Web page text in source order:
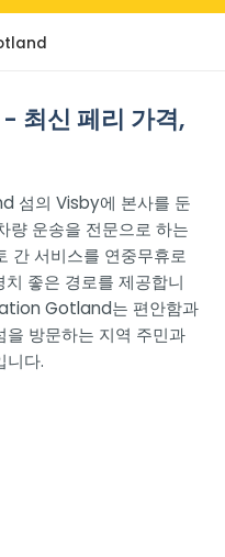
신 페리 가격,
의 Visby에 본사를 둔
량 운송을 전문으로 하는
간 서비스를 연중무휴로
좋은 경로를 제공합니
Gotland는 편안함과
을 방문하는 지역 주민과
니다.